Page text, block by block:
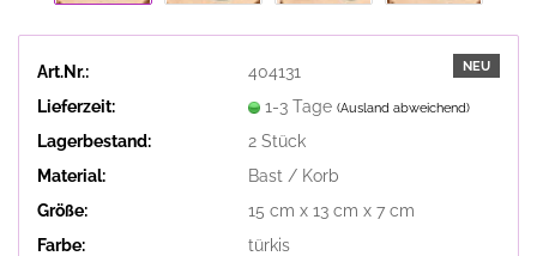
NEU
Art.Nr.:
404131
Lieferzeit:
1-3 Tage (Ausland abweichend)
Lagerbestand: 2 Stück
Material:
Bast / Korb
Größe:
15 cm x 13 cm x 7 cm
Farbe:
türkis